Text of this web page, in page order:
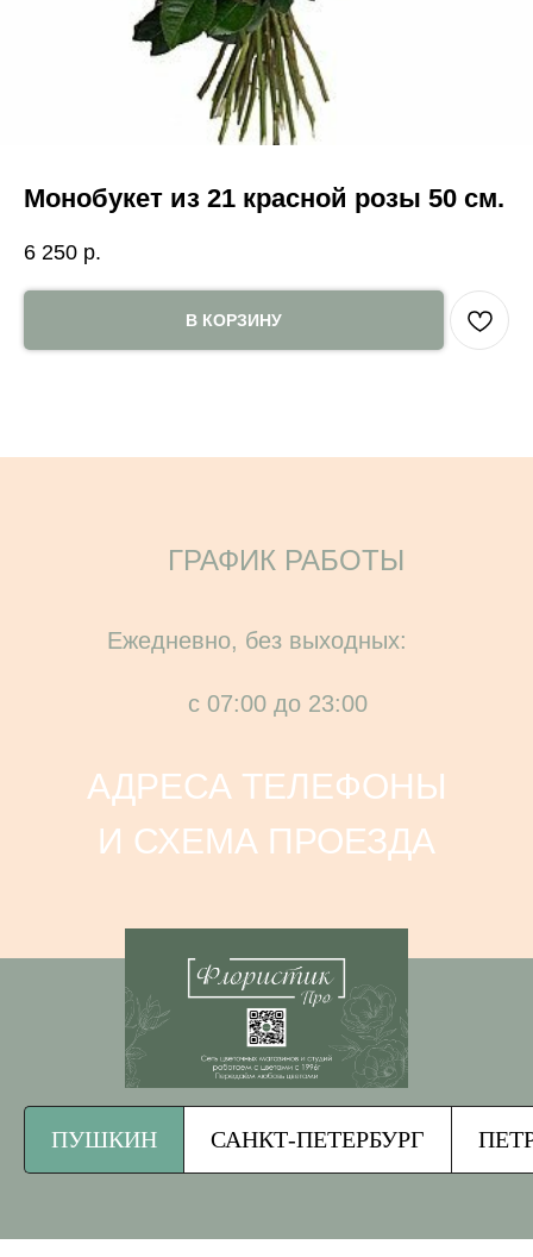
Монобукет из 21 красной розы 50 см.
6 250 р.
В КОРЗИНУ
АДРЕСА ТЕЛЕФОНЫ
И СХЕМА ПРОЕЗДА
с 07:00 до 23:00
ГРАФИК РАБОТЫ
Ежедневно, без выходных:
ПУШКИН САНКТ-ПЕТЕРБУРГ